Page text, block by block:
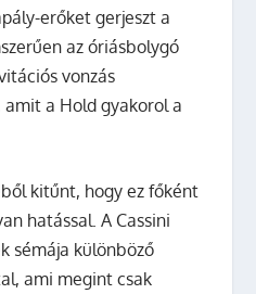
erőket gerjeszt a
az óriásbolygó
vonzás
amit a Hold gyakorol a
kitűnt, hogy ez főként
hatással. A Cassini
sémája különböző
ami megint csak